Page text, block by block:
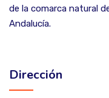
de la comarca natural
Andalucía.
Dirección